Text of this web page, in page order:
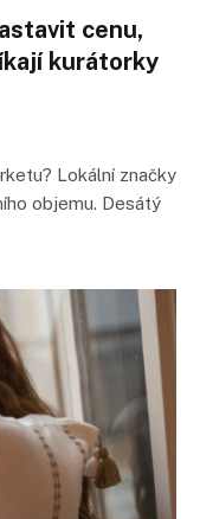
cenu,
kurátorky
Lokální značky
objemu. Desátý